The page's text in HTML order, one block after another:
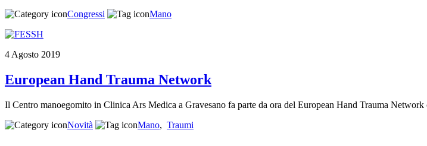
Congressi
Mano
4 Agosto 2019
European Hand Trauma Network
Il Centro manoegomito in Clinica Ars Medica a Gravesano fa parte da ora del European Hand Trauma
Novità
Mano, Traumi